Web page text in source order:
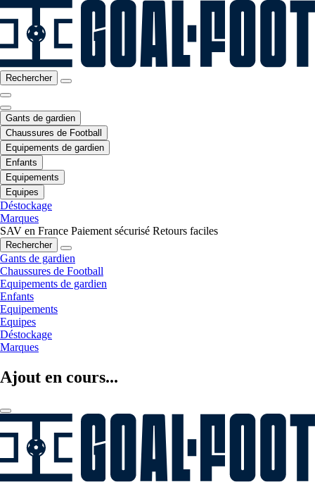
Rechercher
Gants de gardien
Chaussures de Football
Equipements de gardien
Enfants
Equipements
Equipes
Déstockage
Marques
SAV en France Paiement sécurisé Retours faciles
Rechercher
Gants de gardien
Chaussures de Football
Equipements de gardien
Enfants
Equipements
Equipes
Déstockage
Marques
Ajout en cours...